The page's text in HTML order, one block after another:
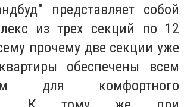
представляет собой
из трех секций по 12
прочему две секции уже
обеспечены всем
для комфортного